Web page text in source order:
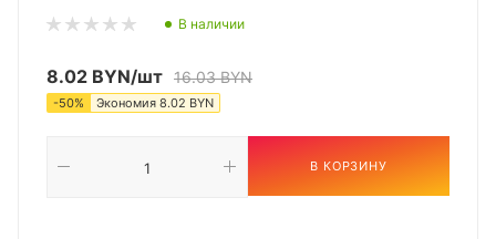
В наличии
8.02 BYN/шт 16.03BYN
-50% Экономия 8.02 BYN
В КОРЗИНУ